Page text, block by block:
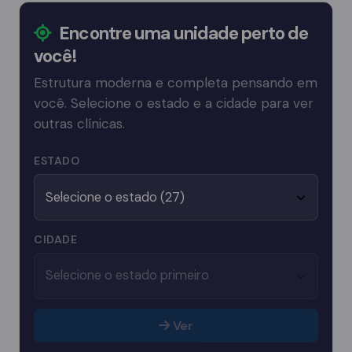
Encontre uma unidade perto de
você!
Estrutura moderna e completa pensando em
você. Selecione o estado e a cidade para ver
outras clínicas.
ESTADO
CIDADE
Ver